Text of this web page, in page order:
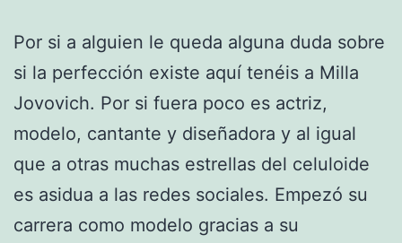
Por si a alguien le queda alguna duda sobre
si la perfección existe aquí tenéis a Milla
Jovovich. Por si fuera poco es actriz,
modelo, cantante y diseñadora y al igual
que a otras muchas estrellas del celuloide
es asidua a las redes sociales. Empezó su
carrera como modelo gracias a su